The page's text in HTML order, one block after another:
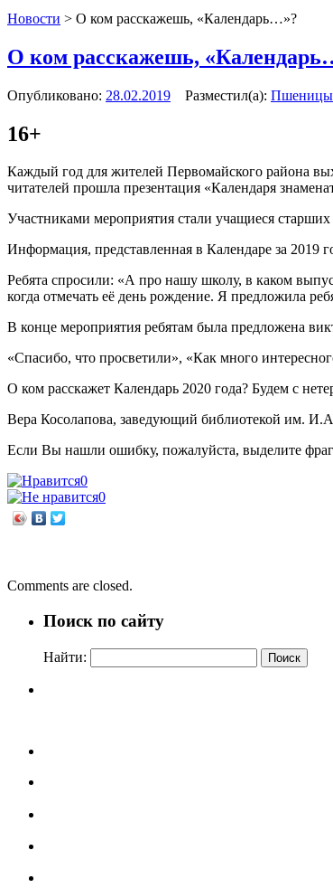
Новости > О ком расскажешь, «Календарь…»?
О ком расскажешь,
Опубликовано: 28.02.2019 Разместил(а):
16+
Каждый год для жителей Первомайского района
читателей прошла презентация «Календаря
Участниками мероприятия стали учащиеся
Информация, представленная в Календаре за 2019
Ребята спросили: «А про нашу школу, в каком
когда отмечать её день рождение. Я предложила
В конце мероприятия ребятам была предложена
«Спасибо, что просветили», «Как много
О ком расскажет Календарь 2020 года? Будем с
Вера Косолапова, заведующий библиотекой им.
Если Вы нашли ошибку, пожалуйста, выделите
0
0
Comments are closed.
Поиск по сайту
Найти: